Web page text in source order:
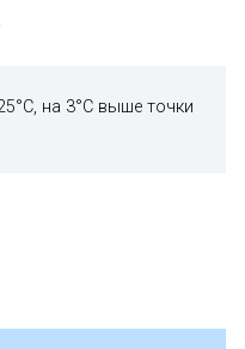
на 3°С выше точки